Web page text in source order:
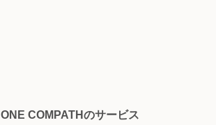
ONE COMPATHのサービス